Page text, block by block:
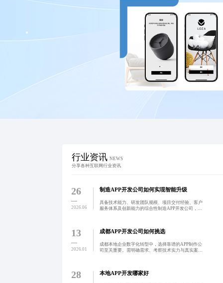
行业资讯 NEWS
分享各种互联网行业资讯
26
2026.06
制造APP开发公司如何实现智能升级
具备技术能力、研发团队规模、项目交付经验、客户
服务体系及创新能力的综合性制造APP开发公司，可
13
2026.01
成都APP开发公司如何挑选
成都本地企业数字化转型中，选择靠谱的APP制作公
司至关重要。需明确需求、考察技术实力与真实案
28 本地APP开发哪家好